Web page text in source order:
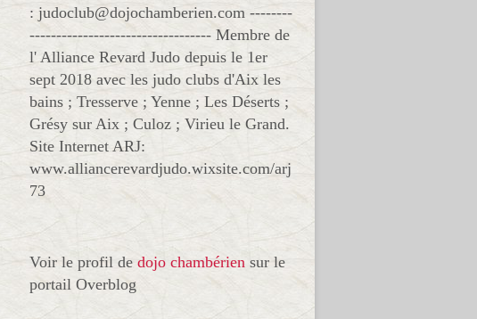
: judoclub@dojochamberien.com --------
---------------------------------- Membre de
l' Alliance Revard Judo depuis le 1er
sept 2018 avec les judo clubs d'Aix les
bains ; Tresserve ; Yenne ; Les Déserts ;
Grésy sur Aix ; Culoz ; Virieu le Grand.
Site Internet ARJ:
www.alliancerevardjudo.wixsite.com/arj
73
Voir le profil de dojo chambérien sur le
portail Overblog